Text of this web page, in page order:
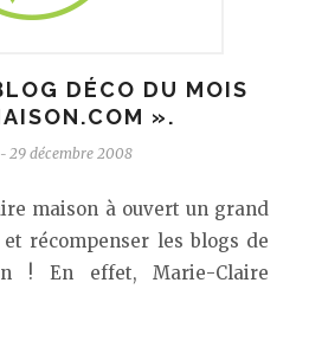
DÉCO DU MOIS
».
- 29 décembre 2008
maison à ouvert un grand
récompenser les blogs de
! En effet, Marie-Claire